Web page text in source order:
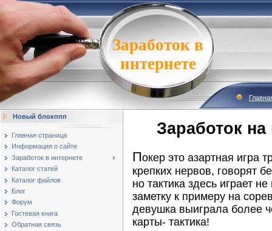
Заработок в
интернете
Новый блокппп
Главная страница
Информация о сайте
Заработок в интернете
Каталог статей
Каталог файлов
Блог
Форум
Гостевая книга
Обратная связь
Заработок на
Покер это азартная игра
крепких нервов, говорят
но тактика здесь играет
заметку к примеру на
девушка выиграла более
карты- тактика!